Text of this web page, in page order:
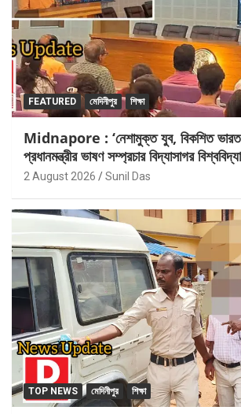
FEATURED মেদিনীপুর শিক্ষা
Midnapore : ‘নেশামুক্ত যুব, বিকশিত ভারত’
প্রধানমন্ত্রীর ভাষণ সম্প্রচার বিদ্যাসাগর
2 August 2026 Sunil Das
TOP NEWS মেদিনীপুর শিক্ষা